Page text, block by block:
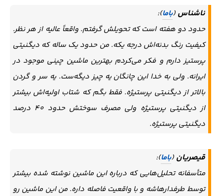
ناشناس (باما):
حدود دو هفته است که تحویلش گرفتم. واقعاً عالیه از هر نظر.
کیفیت رنگ بدنه‌اش درجه یکه. من حدود یک ساله که دیگنیتی
پرستیز دارم و فکر می‌کردم بهترین ماشین چینی موجود در
ایرانه. ولی به خدا این چانگان یه چیز دیگه‌ست. یه سر و گردن
بالاتر از دیگنیتی پرستیژه. فقط بگم که شتاب اولیه‌اش بیشتر
از دیگنیتی پرستیژه ولی مصرف سوختش حدود ۴۰ درصد
دیگنیتی پرستیژه.
قیصریان (باما):
متأسفانه تحلیل‌هایی که درباره این ماشین نوشته شده بیشتر
توسط طرفدارهاشه و با واقعیت فاصله داره. من این ماشین رو